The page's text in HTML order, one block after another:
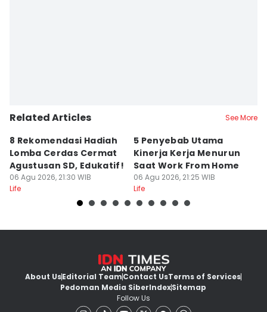
Related Articles See More
8 Rekomendasi Hadiah
Lomba Cerdas Cermat
Agustusan SD, Edukatif!
06 Agu 2026, 21:30 WIB
Life
5 Penyebab Utama
Kinerja Kerja Menurun
Saat Work From Home
06 Agu 2026, 21:25 WIB
Life
About UsEditorial TeamContact UsTerms of Services
Pedoman Media SiberIndexSitemap
Follow Us